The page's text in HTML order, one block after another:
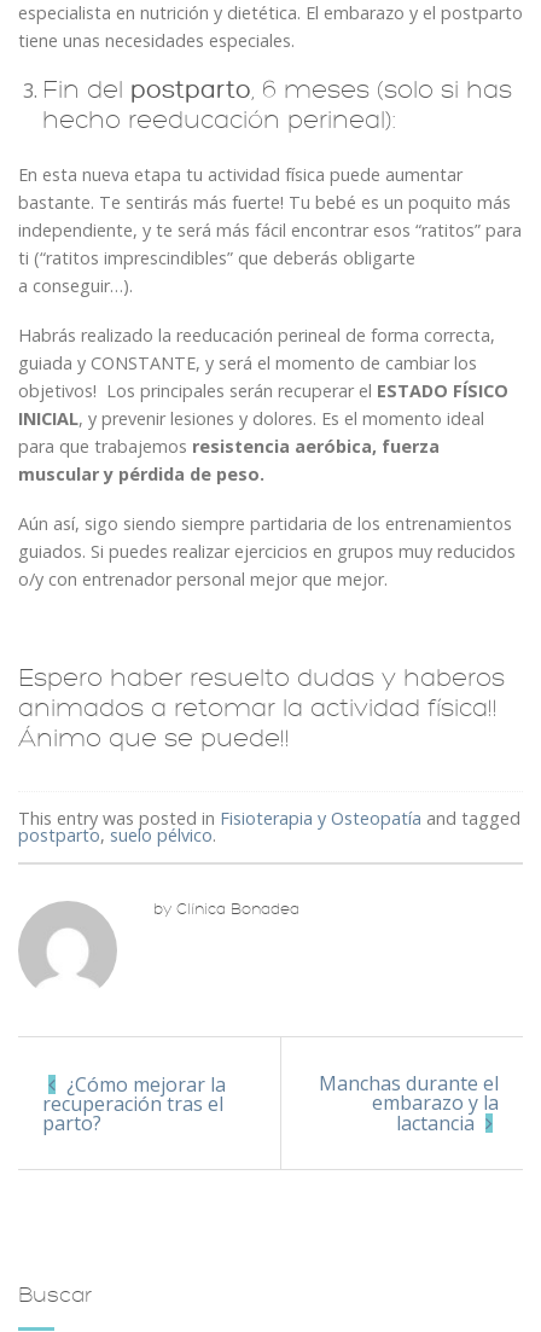
especialista en nutrición y dietética. El embarazo y el postparto
tiene unas necesidades especiales.
Fin del postparto, 6 meses (solo si has
hecho reeducación perineal):
En esta nueva etapa tu actividad física puede aumentar
bastante. Te sentirás más fuerte! Tu bebé es un poquito más
independiente, y te será más fácil encontrar esos “ratitos” para
ti (“ratitos imprescindibles” que deberás obligarte
a conseguir…).
Habrás realizado la reeducación perineal de forma correcta,
guiada y CONSTANTE, y será el momento de cambiar los
objetivos! Los principales serán recuperar el ESTADO FÍSICO
INICIAL, y prevenir lesiones y dolores. Es el momento ideal
para que trabajemos resistencia aeróbica, fuerza
muscular y pérdida de peso.
Aún así, sigo siendo siempre partidaria de los entrenamientos
guiados. Si puedes realizar ejercicios en grupos muy reducidos
o/y con entrenador personal mejor que mejor.
Espero haber resuelto dudas y haberos
animados a retomar la actividad física!!
Ánimo que se puede!!
This entry was posted in Fisioterapia y Osteopatía and tagged
postparto, suelo pélvico.
by Clínica Bonadea
¿Cómo mejorar la
recuperación tras el
parto?
Manchas durante el
embarazo y la
lactancia
Buscar